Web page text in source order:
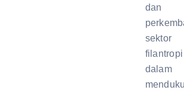
dan
sektor
filantropi
dalam